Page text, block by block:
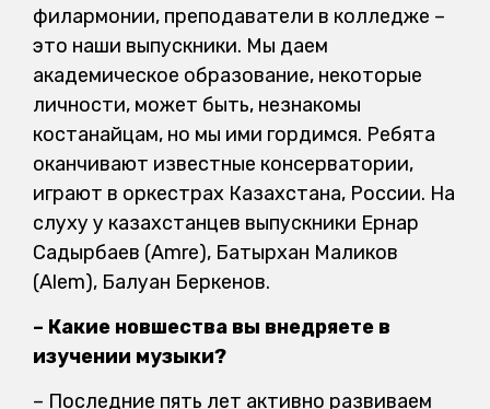
филармонии, преподаватели в колледже –
это наши выпускники. Мы даем
академическое образование, некоторые
личности, может быть, незнакомы
костанайцам, но мы ими гордимся. Ребята
оканчивают известные консерватории,
играют в оркестрах Казахстана, России. На
слуху у казахстанцев выпускники Ернар
Садырбаев (Amre), Батырхан Маликов
(Alem), Балуан Беркенов.
– Какие новшества вы внедряете в
изучении музыки?
– Последние пять лет активно развиваем